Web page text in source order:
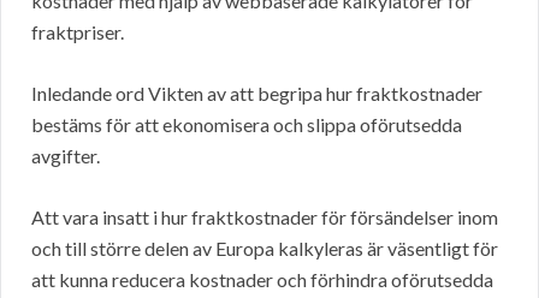
fraktpriser.
Inledande ord Vikten av att begripa hur fraktkostnader
bestäms för att ekonomisera och slippa oförutsedda
avgifter.
Att vara insatt i hur fraktkostnader för försändelser inom
och till större delen av Europa kalkyleras är väsentligt för
att kunna reducera kostnader och förhindra oförutsedda